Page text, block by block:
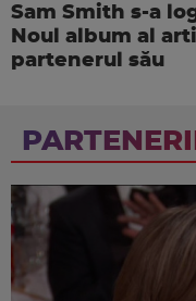
Sam Smith s-a
Noul album al
partenerul său